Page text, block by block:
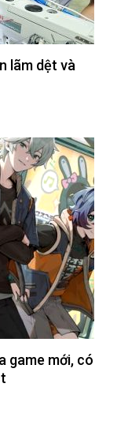
lãm dệt và
game mới, có